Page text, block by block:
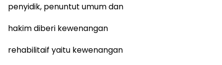
penyidik, penuntut umum dan
hakim diberi kewenangan
rehabilitaif yaitu kewenangan